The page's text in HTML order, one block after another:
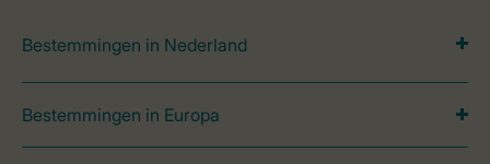
Bestemmingen in Nederland
Bestemmingen in Europa